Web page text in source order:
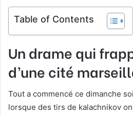
Table of Contents
Un drame qui
d’une cité
Tout a commencé ce dimanche
lorsque des tirs de kalachnikov